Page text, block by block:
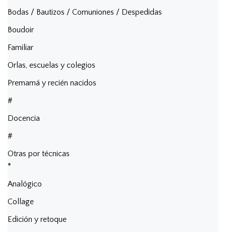
Bodas / Bautizos / Comuniones / Despedidas
Boudoir
Familiar
Orlas, escuelas y colegios
Premamá y recién nacidos
#
Docencia
#
Otras por técnicas
*
Analógico
Collage
Edición y retoque